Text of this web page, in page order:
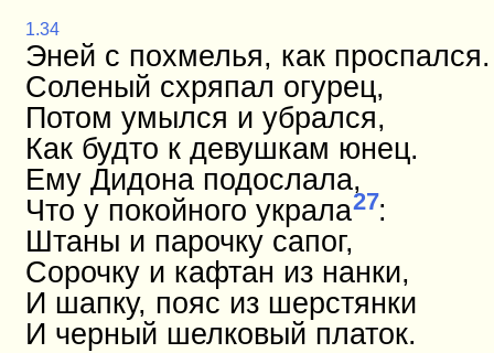
1.34
Эней с похмелья, как проспался.
Соленый схряпал огурец,
Потом умылся и убрался,
Как будто к девушкам юнец.
Ему Дидона подослала,
Что у покойного украла27:
Штаны и парочку сапог,
Сорочку и кафтан из нанки,
И шапку, пояс из шерстянки
И черный шелковый платок.